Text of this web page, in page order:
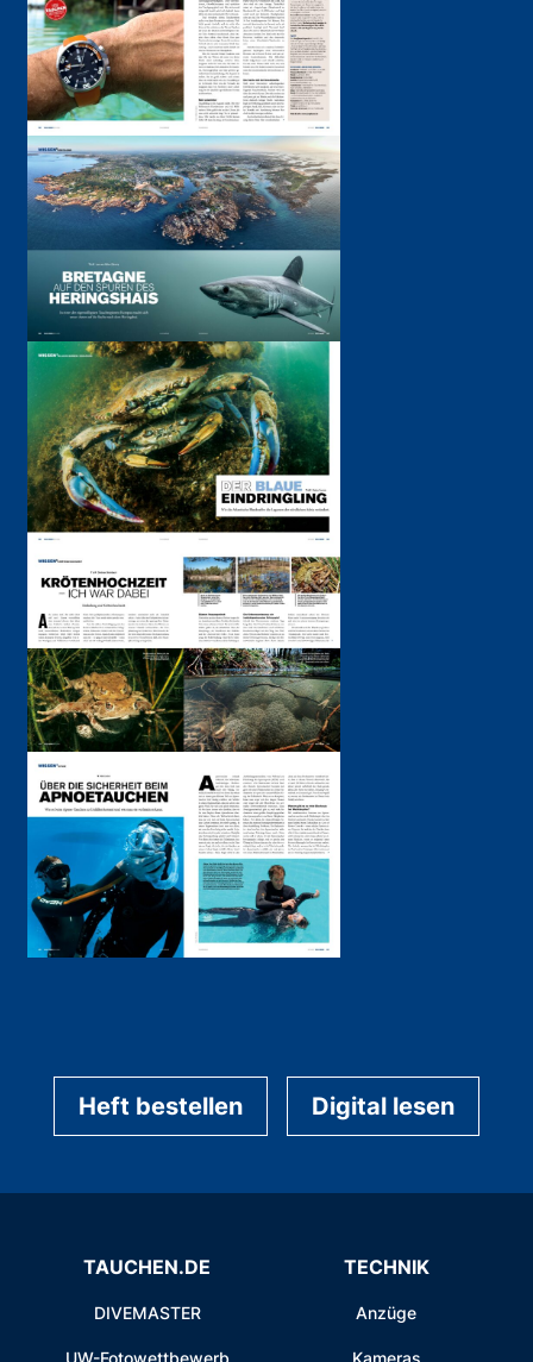
Heft bestellen Digital lesen
TAUCHEN.DE
DIVEMASTER
TECHNIK
Anzüge